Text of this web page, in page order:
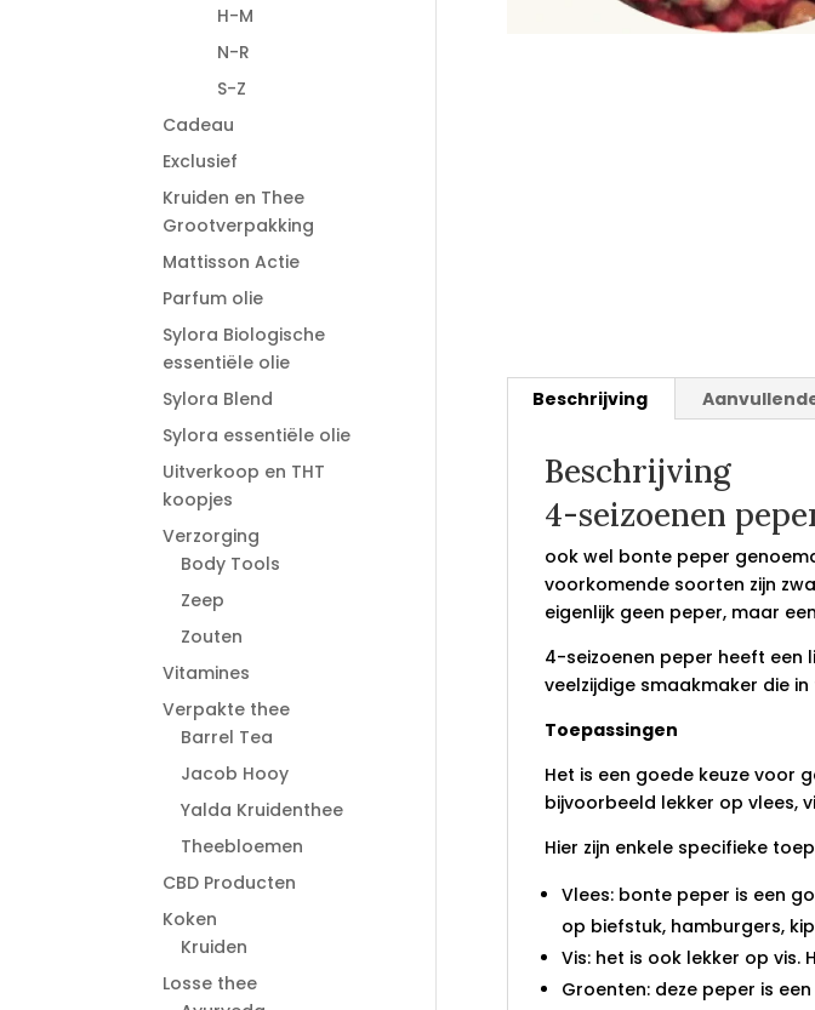
Beschrijving
Beschrijving
4-seizoenen
ook wel bonte peper
voorkomende soorten zijn
eigenlijk geen peper, maar
4-seizoenen peper heeft een
veelzijdige smaakmaker die
Toepassingen
Het is een goede keuze voor
bijvoorbeeld lekker op vlees,
Hier zijn enkele specifieke
Vlees: bonte peper is een
op biefstuk, hamburgers,
Vis: het is ook lekker op vis.
Groenten: deze peper is
H-M
N-R
S-Z
Cadeau
Exclusief
Kruiden en Thee
Grootverpakking
Mattisson Actie
Parfum olie
Sylora Biologische
essentiële olie
Sylora Blend
Sylora essentiële olie
Uitverkoop en THT
koopjes
Verzorging
Body Tools
Zeep
Zouten
Vitamines
Verpakte thee
Barrel Tea
Jacob Hooy
Yalda Kruidenthee
Theebloemen
CBD Producten
Koken
Kruiden
Losse thee